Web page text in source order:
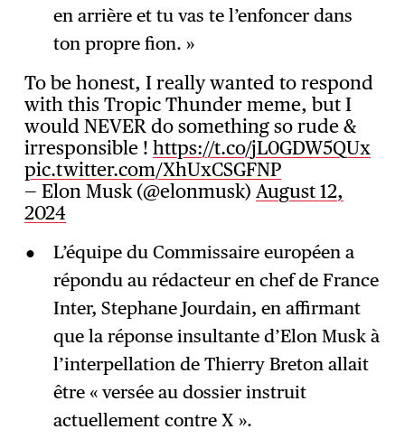
en arrière et tu vas te l’enfoncer dans
ton propre fion. »
To be honest, I really wanted to respond
with this Tropic Thunder meme, but I
would NEVER do something so rude &
irresponsible !https://t.co/jL0GDW5QUx
pic.twitter.com/XhUxCSGFNP
— Elon Musk (@elonmusk) August 12,
2024
L’équipe du Commissaire européen a
répondu au rédacteur en chef de France
Inter, Stephane Jourdain, en affirmant
que la réponse insultante d’Elon Musk à
l’interpellation de Thierry Breton allait
être « versée au dossier instruit
actuellement contre X ».